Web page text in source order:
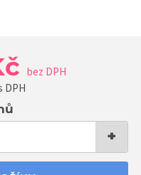
bez DPH
DPH
+